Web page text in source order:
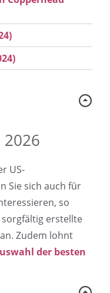
US-
Sie sich auch für
so
sorgfältig erstellte
an. Zudem lohnt
der besten